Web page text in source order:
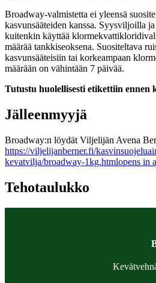
Broadway-valmistetta ei yleensä
kasvunsääteiden kanssa. Syysviljoilla
kuitenkin käyttää
määrää tankkiseoksena. Suositeltava
kasvunsääteisiin tai korkeampaan
määrään on vähintään 7 päivää.
Tutustu huolellisesti etikettiin ennen
Jälleenmyyjä
Broadway:n löydät Viljelijän Avena
https://viljelijanberner.fi/
kevatvilja/broadway-1kg.htmlopens in
Tehotaulukko